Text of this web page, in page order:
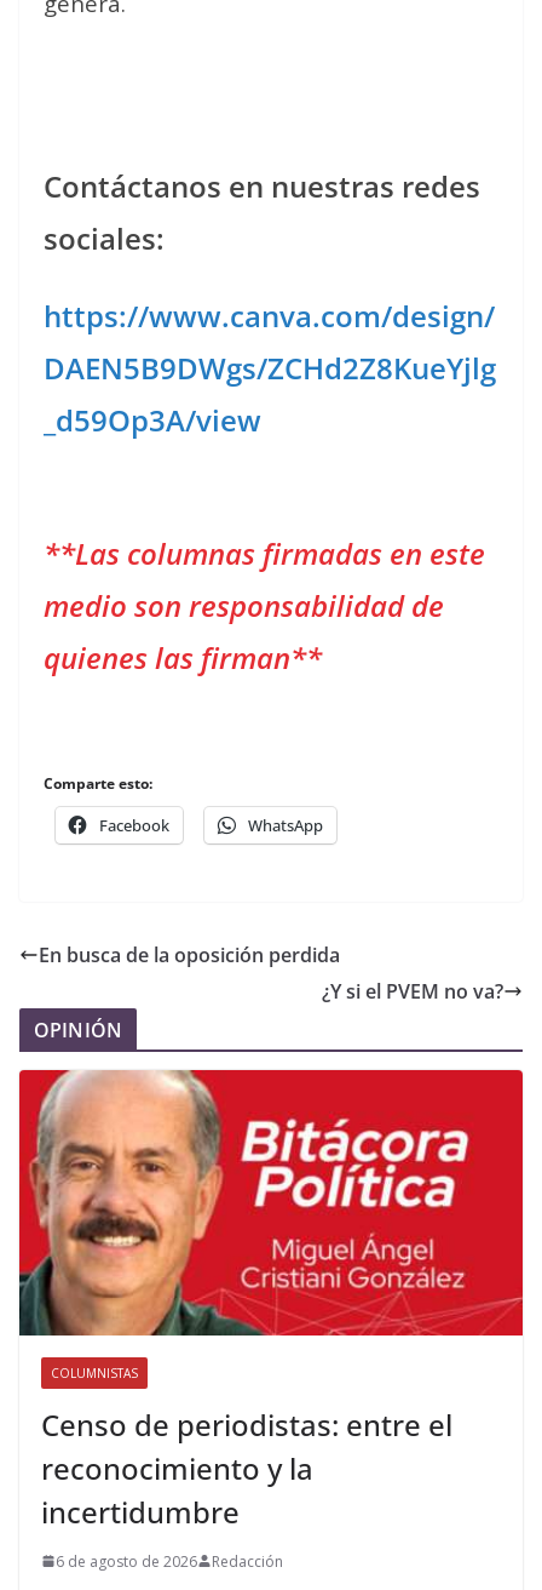
Contáctanos en nuestras redes
sociales:
https://www.canva.com/design/
DAEN5B9DWgs/ZCHd2Z8KueYjlg
_d59Op3A/view
**Las columnas firmadas en este
medio son responsabilidad de
quienes las firman**
Comparte esto:
Facebook WhatsApp
En busca de la oposición perdida
¿Y si el PVEM no va?
OPINIÓN
COLUMNISTAS
Censo de periodistas: entre el
reconocimiento y la
incertidumbre
6 de agosto de 2026 Redacción